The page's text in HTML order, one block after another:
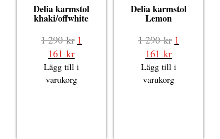
Delia karmstol
khaki/offwhite
1 290kr Det
priset
var:
1
161 krDet
nuvarande
priset
Lägg till i
varukorg
Delia karmstol
Lemon
1 290kr Det
priset
var:
1
161 krDet
nuvarande
priset
Lägg till i
varukorg